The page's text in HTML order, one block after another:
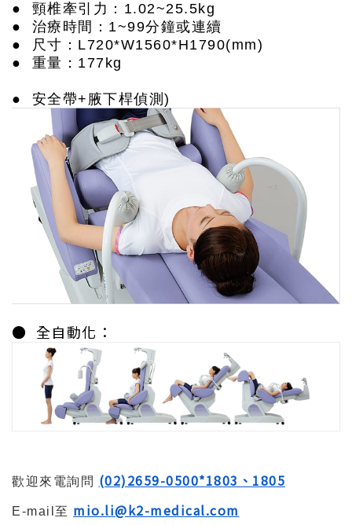
● 頸椎牽引力：1.02~25.5kg
● 治療時間：1~99分鐘或連續
● 尺寸：L720*W1560*H1790(mm)
● 重量：177kg
● 安全帶+腋下桿偵測)
● 全自動化：
歡迎來電詢問 (02)2659-0500*1803、1805
E-mail至 mio.li@k2-medical.com